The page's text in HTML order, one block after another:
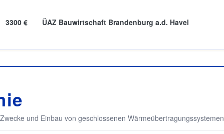
3300 € ÜAZ Bauwirtschaft Brandenburg a.d. Havel
und Einbau von geschlossenen Wärmeübertragungssystemen